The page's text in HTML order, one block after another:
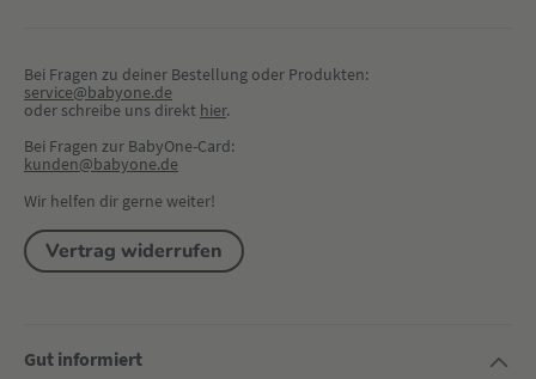
Bei Fragen zu deiner Bestellung oder Produkten:
service@babyone.de
oder schreibe uns direkt hier.
Bei Fragen zur BabyOne-Card:
kunden@babyone.de
Wir helfen dir gerne weiter!
Vertrag widerrufen
Gut informiert